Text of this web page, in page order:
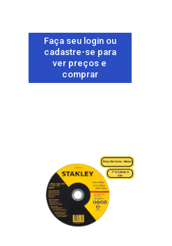
Faça seu login ou
cadastre-se para
ver preços e
comprar